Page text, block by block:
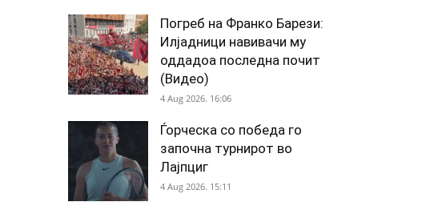
Погреб на Франко Барези:
Илјадници навивачи му
оддадоа последна почит
(Видео)
4 Aug 2026. 16:06
Ѓорческа со победа го
започна турнирот во
Лајпциг
4 Aug 2026. 15:11